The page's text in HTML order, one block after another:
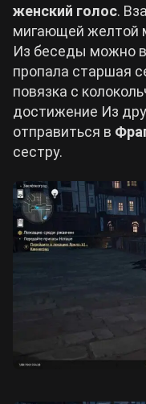
женский голос.
мигающей желтой
Из беседы можно
пропала старшая
повязка с
достижение Из
отправиться в
сестру.